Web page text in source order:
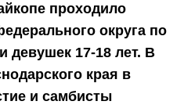
проходило
округа по
девушек 17-18 лет. В
края в
и самбисты